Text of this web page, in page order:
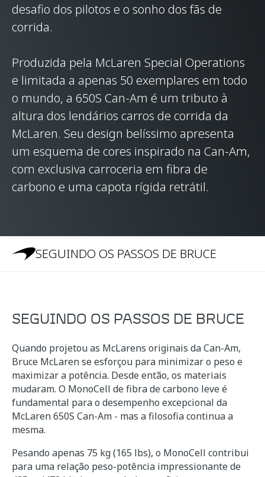
desafio dos pilotos e o sonho dos fãs de
corrida.
Produzida pela McLaren Special Operations
e limitada a apenas 50 exemplares em todo
o mundo, a 650S Can-Am é um tributo à
altura dos lendários carros de corrida da
McLaren. Seu design belíssimo apresenta
um esquema de cores inspirado na Can-Am,
com exclusiva carroceria em fibra de
carbono e uma capota rígida retrátil.
SEGUINDO OS PASSOS DE BRUCE
SEGUINDO OS PASSOS DE BRUCE
Quando projetou as McLarens originais da Can-Am,
Bruce McLaren se esforçou para minimizar o peso e
maximizar a potência. Desde então, os materiais
mudaram. O MonoCell de fibra de carbono leve é
fundamental para o desempenho excepcional da
McLaren 650S Can-Am - mas a filosofia continua a
mesma.
Pesando apenas 75 kg (165 lbs), o MonoCell contribui
para uma relação peso-potência impressionante de